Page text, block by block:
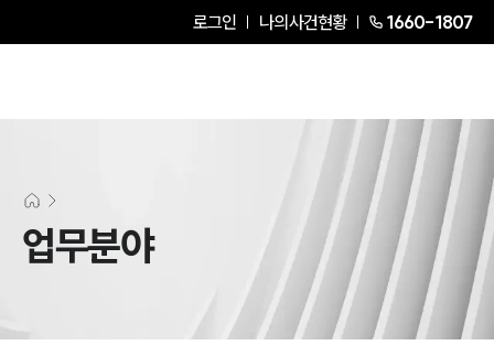
로그인 나의사건현황 1660-1807
업무분야